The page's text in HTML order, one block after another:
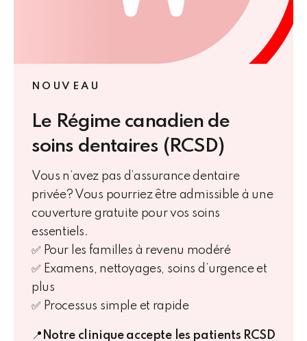
NOUVEAU
Le Régime canadien de
soins dentaires (RCSD)
Vous n’avez pas d’assurance dentaire
privée? Vous pourriez être admissible à une
couverture gratuite pour vos soins
essentiels.
✅ Pour les familles à revenu modéré
✅ Examens, nettoyages, soins d’urgence et
plus
✅ Processus simple et rapide
📍 Notre clinique accepte les patients RCSD